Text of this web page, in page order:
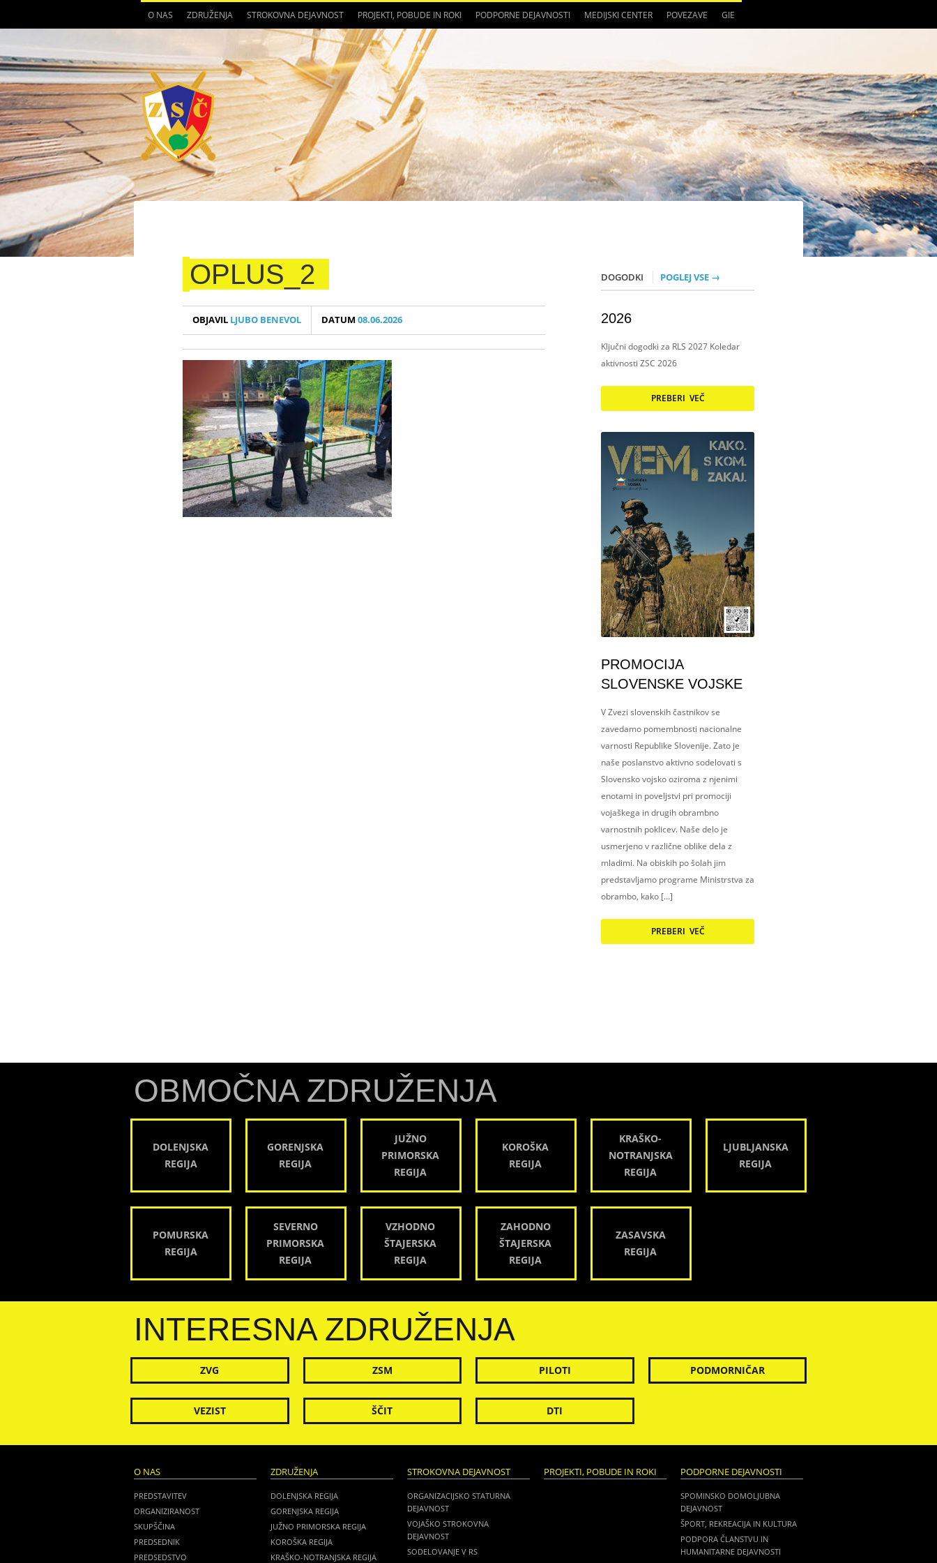
O NAS ZDRUŽENJA STROKOVNA DEJAVNOST PROJEKTI, POBUDE IN ROKI PODPORNE DEJAVNOSTI MEDIJSKI CENTER POVEZAVE GIE
OPLUS_2
OBJAVIL LJUBO BENEVOL DATUM08.06.2026
DOGODKI POGLEJ VSE →
2026
Ključni dogodki za RLS 2027 Koledar
aktivnosti ZSC 2026
PREBERI VEČ
PROMOCIJA
SLOVENSKE VOJSKE
V Zvezi slovenskih častnikov se
zavedamo pomembnosti nacionalne
varnosti Republike Slovenije. Zato je
naše poslanstvo aktivno sodelovati s
Slovensko vojsko oziroma z njenimi
enotami in poveljstvi pri promociji
vojaškega in drugih obrambno
varnostnih poklicev. Naše delo je
usmerjeno v različne oblike dela z
mladimi. Na obiskih po šolah jim
predstavljamo programe Ministrstva za
obrambo, kako […]
PREBERI VEČ
OBMOČNA ZDRUŽENJA
DOLENJSKA
REGIJA
GORENJSKA
REGIJA
JUŽNO
PRIMORSKA
REGIJA
KOROŠKA
REGIJA
KRAŠKO-
NOTRANJSKA
REGIJA
LJUBLJANSKA
REGIJA
POMURSKA
REGIJA
SEVERNO
PRIMORSKA
REGIJA
VZHODNO
ŠTAJERSKA
REGIJA
ZAHODNO
ŠTAJERSKA
REGIJA
ZASAVSKA
REGIJA
INTERESNA ZDRUŽENJA
ZVG ZSM PILOTI PODMORNIČAR
VEZIST ŠČIT DTI
O NAS
PREDSTAVITEV
ORGANIZIRANOST
SKUPŠČINA
PREDSEDNIK
PREDSEDSTVO
ZDRUŽENJA
DOLENJSKA REGIJA
GORENJSKA REGIJA
JUŽNO PRIMORSKA REGIJA
KOROŠKA REGIJA
KRAŠKO-NOTRANJSKA REGIJA
STROKOVNA DEJAVNOST
ORGANIZACIJSKO STATURNA
DEJAVNOST
VOJAŠKO STROKOVNA
DEJAVNOST
SODELOVANJE V RS
PROJEKTI, POBUDE IN ROKI PODPORNE DEJAVNOSTI
SPOMINSKO DOMOLJUBNA
DEJAVNOST
ŠPORT, REKREACIJA IN KULTURA
PODPORA ČLANSTVU IN
HUMANITARNE DEJAVNOSTI